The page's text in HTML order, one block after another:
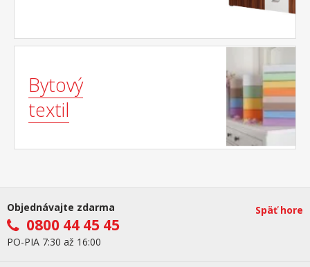
Bytový
textil
Objednávajte zdarma
0800 44 45 45
PO-PIA 7:30 až 16:00
Späť hore